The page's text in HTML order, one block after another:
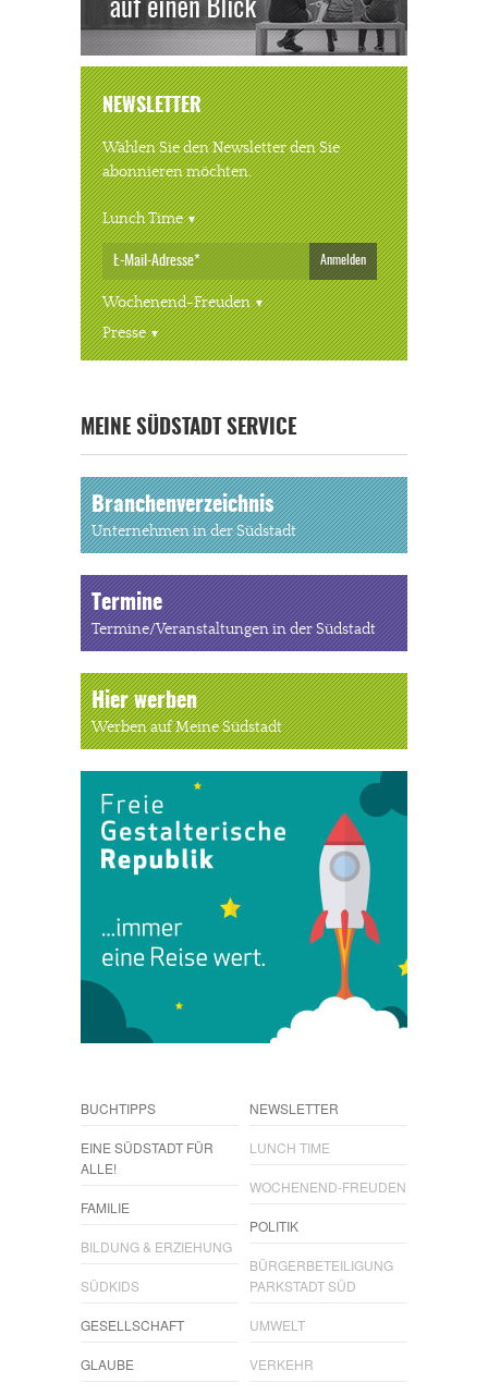
« ALLE VERANSTALTUNGEN
NEWSLETTER
Wählen Sie den Newsletter den Sie
abonnieren möchten.
Lunch Time
Anmelden
Wochenend-Freuden
Presse
MEINE SÜDSTADT SERVICE
Branchenverzeichnis
Unternehmen in der Südstadt
Termine
Termine/Veranstaltungen in der Südstadt
Hier werben
Werben auf Meine Südstadt
BUCHTIPPS
EINE SÜDSTADT FÜR
ALLE!
FAMILIE
BILDUNG & ERZIEHUNG
SÜDKIDS
GESELLSCHAFT
GLAUBE
NEWSLETTER
LUNCH TIME
WOCHENEND-FREUDEN
POLITIK
BÜRGERBETEILIGUNG
PARKSTADT SÜD
UMWELT
VERKEHR